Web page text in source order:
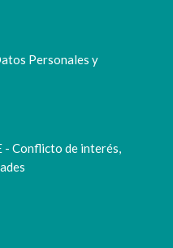
Personales y
- Conflicto de interés,